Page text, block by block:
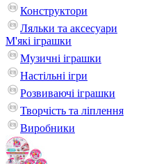
Конструктори
Ляльки та аксесуари
М'які іграшки
Музичні іграшки
Настільні iгри
Розвиваючі іграшки
Творчість та ліплення
Виробники